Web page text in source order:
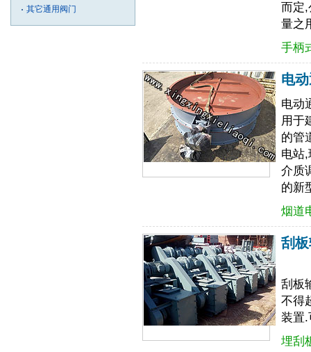
其它通用阀门
而定,
量之
手柄
电
电动
用于
的管
电站
介质
的新
烟道
刮
刮板
不得
装置.
埋刮